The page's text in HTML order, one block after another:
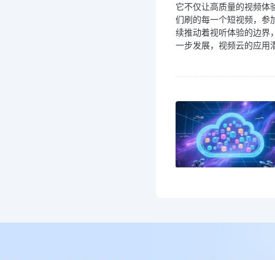
它不仅让高质量的视频体
们刷的每一个短视频，参
续推动着视听体验的边界
一步发展，视频云的应用